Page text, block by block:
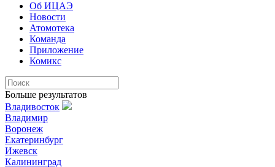
Об ИЦАЭ
Новости
Атомотека
Команда
Приложение
Комикс
Больше результатов
Владивосток
Владимир
Воронеж
Екатеринбург
Ижевск
Калининград